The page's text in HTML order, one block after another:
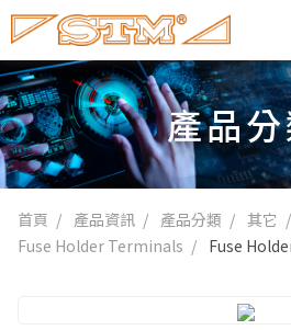
產品
首頁 產品資訊 產品分類
其它
Fuse Holder Terminals
Fuse